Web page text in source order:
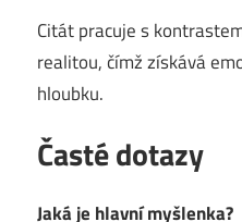
Citát pracuje s
realitou, čímž získává
hloubku.
Časté dotazy
Jaká je hlavní myšlenka?